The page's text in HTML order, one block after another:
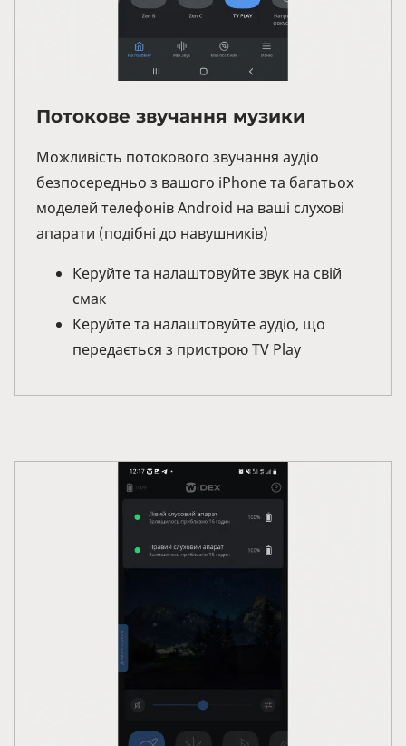
Потокове звучання музики
Можливість потокового звучання аудіо
безпосередньо з вашого iPhone та багатьох
моделей телефонів Android на ваші слухові
апарати (подібні до навушників)
Керуйте та налаштовуйте звук на свій
смак
Керуйте та налаштовуйте аудіо, що
передається з пристрою TV Play